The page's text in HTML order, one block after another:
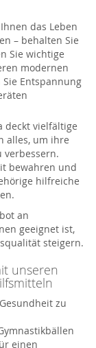
das Leben
– behalten Sie
Sie wichtige
modernen
Entspannung
deckt vielfältige
alles, um ihre
verbessern.
bewahren und
hilfreiche
an
geeignet ist,
steigern.
unseren
zu
einen